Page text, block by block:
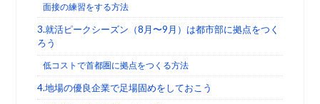
面接の練習をする方法
3.就活ピークシーズン（8月〜9月）は都市部に拠点をつく
ろう
低コストで首都圏に拠点をつくる方法
4.地場の優良企業で足場固めをしておこう